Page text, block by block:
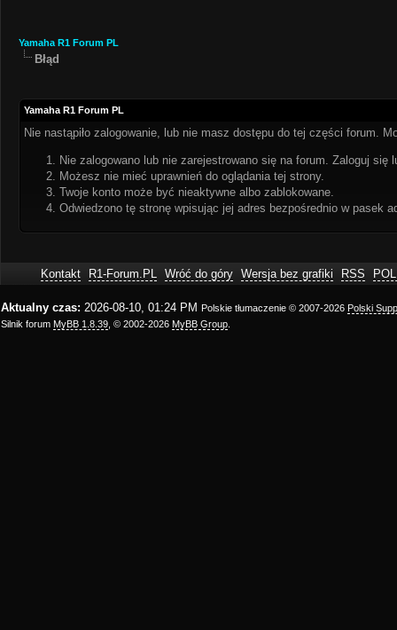
Yamaha R1 Forum PL
Błąd
Yamaha R1 Forum PL
Nie nastąpiło zalogowanie, lub nie masz dostępu do tej części forum.
Nie zalogowano lub nie zarejestrowano się na forum. Zaloguj się
Możesz nie mieć uprawnień do oglądania tej strony.
Twoje konto może być nieaktywne albo zablokowane.
Odwiedzono tę stronę wpisując jej adres bezpośrednio w pasek
Kontakt R1-Forum.PL Wróć do góry Wersja bez grafiki RSS
Aktualny czas: 2026-08-10, 01:24 PM Polskie tłumaczenie © 2007-2026 Polski
Silnik forum MyBB 1.8.39 , © 2002-2026 MyBB Group